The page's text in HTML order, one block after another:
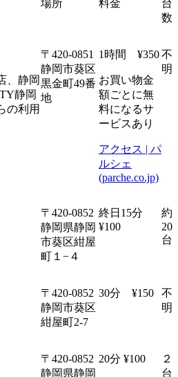
場所 料金
台
数
、静岡
静岡
の利用
〒 420-0851
静岡市葵区
黒金町49番
地
1 時間 ¥350
お買い物金
額ごとに無
料になるサ
ービスあり
アクセス | パ
ルシェ
(parche.co.jp)
不
明
〒 420-0852
静岡県静岡
市葵区紺屋
町１ −４
終日 15分
¥100
約
20
台
〒 420-0852
静岡市葵区
紺屋町2-7
30分 ¥150
不
明
〒 420-0852
静岡県静岡
20分 ¥100
２
台